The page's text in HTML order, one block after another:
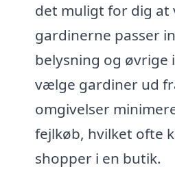
det muligt for dig
gardinerne passer
belysning og øvrige
vælge gardiner ud
omgivelser
fejlkøb, hvilket ofte
shopper i en butik.